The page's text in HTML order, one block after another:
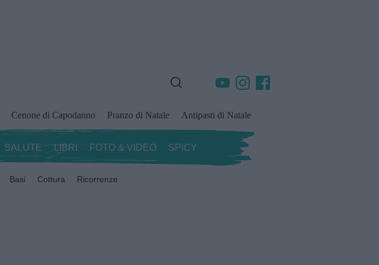
Cenone di Capodanno Pranzo di Natale Antipasti di Natale
SALUTE LIBRI FOTO & VIDEO SPICY
Basi Cottura Ricorrenze